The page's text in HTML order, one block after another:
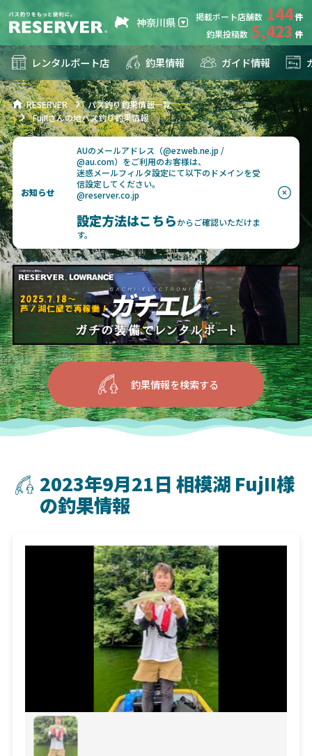
神奈川県 掲載ボート店舗数 144
釣果投稿数 5,423
レンタルボート店 釣果情報 ガイド情報
RESERVER
バス釣り釣果情報一覧
FujIIさんの地バス釣り釣果情報
お知らせ
AUのメールアドレス（@ezweb.ne.jp /
@au.com）をご利用のお客様は、
迷惑メールフィルタ設定にて以下のドメインを受
信設定してください。
@reserver.co.jp
設定方法はこちらからご確認いただけま
す。
釣果情報を検索する
2023年9月21日 相模湖 FujII様
の釣果情報